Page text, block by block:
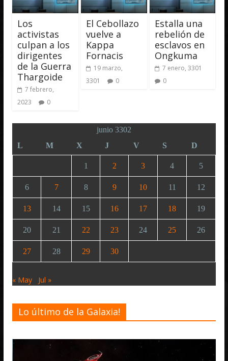
Los
activistas
culpan a los
dirigentes
de la Guerra
Thargoide
7 febrero,
2023
0
El Cebollazo
vuelve a
Kappa
Fornacis
19 marzo,
3301
0
Estalla una
rebelión de
esclavos en
Ongkuma
7 enero, 3301
0
junio 3302
L
M X J V S D
1 2 3 4 5
6 7 8 9 10 11 12
13 14 15 16 17 18 19
20 21 22 23 24 25 26
27 28 29 30
« May Jul »
Lo último de la Galaxia!